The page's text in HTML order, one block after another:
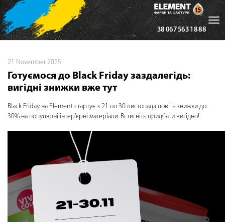
38 067 563 18 88
21 November 2025
Готуємося до Black Friday заздалегідь:
вигідні знижки вже тут
Black Friday на Element стартує з 21 по 30 листопада ловіть знижки до
30% на популярні інтер’єрні матеріали. Встигніть придбати вигідно!